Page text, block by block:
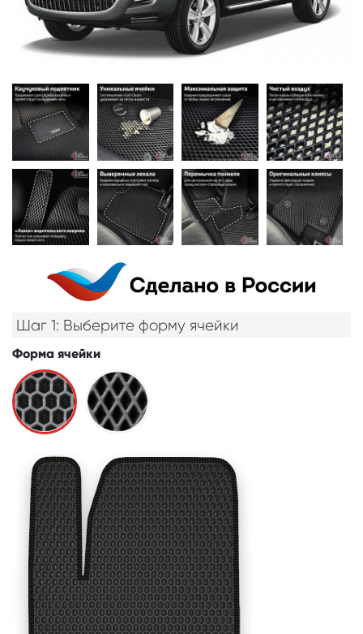
Шаг 1: Выберите форму ячейки
Форма ячейки